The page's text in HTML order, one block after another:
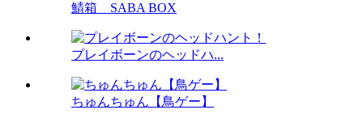
鯖箱 SABA BOX
プレイボーンのヘッドハ...
ちゅんちゅん【鳥ゲー】